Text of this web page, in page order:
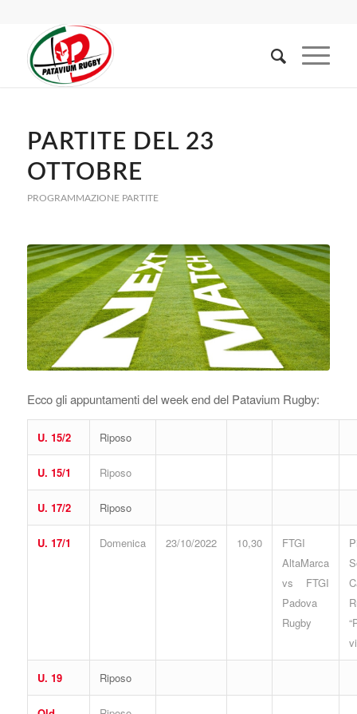
PARTITE DEL 23
OTTOBRE
PROGRAMMAZIONE PARTITE
Ecco gli appuntamenti del week end del Patavium Rugby:
U. 15/2 Riposo
U. 15/1 Riposo
U. 17/2 Riposo
U. 17/1 Domenica 23/10/2022 10,30
FTGI
AltaMarca
vs FTGI
Padova
Rugby
U. 19 Riposo